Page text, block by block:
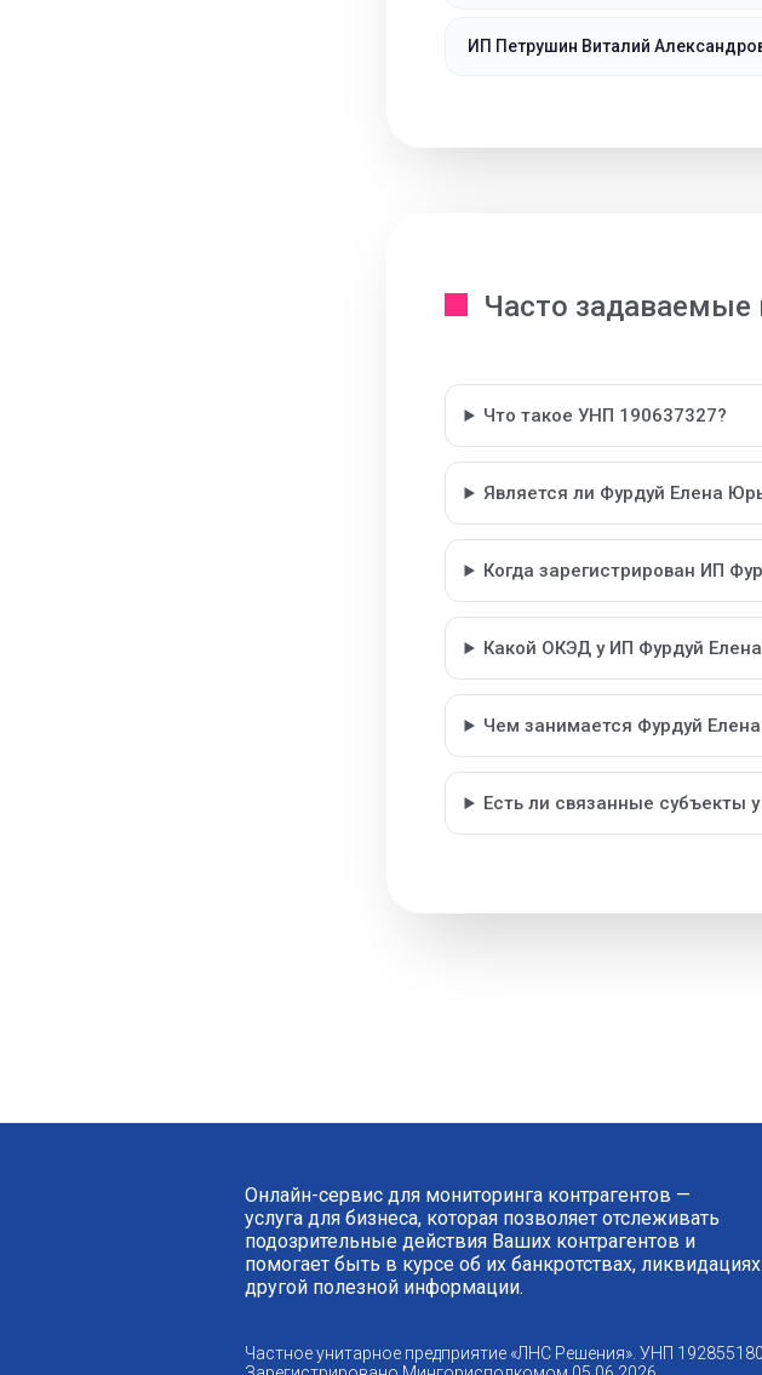
ИП Петрушин Виталий
Часто задаваемые
Что такое УНП 190637327?
Является ли Фурдуй Елена
Когда зарегистрирован ИП
Какой ОКЭД у ИП Фурдуй
Чем занимается Фурдуй
Есть ли связанные субъекты
Онлайн-сервис для мониторинга контрагентов —
услуга для бизнеса, которая позволяет отслеживать
подозрительные действия Ваших контрагентов и
помогает быть в курсе об их банкротствах,
другой полезной информации.
Частное унитарное предприятие «ЛНС Решения». УНП 192855180.